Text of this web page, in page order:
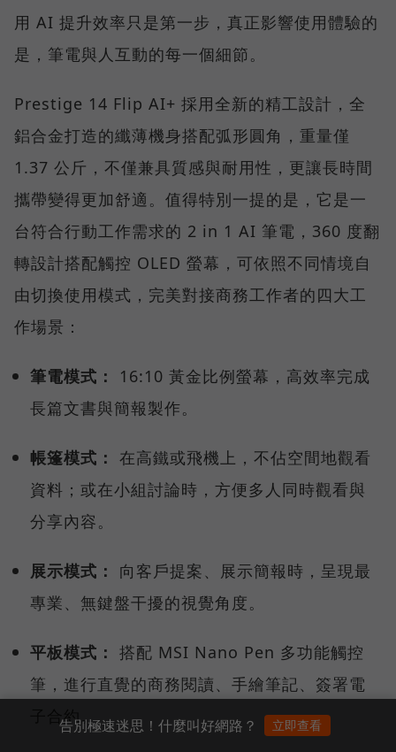
用 AI 提升效率只是第一步，真正影響使用體驗的
是，筆電與人互動的每一個細節。
Prestige 14 Flip AI+ 採用全新的精工設計，全
鋁合金打造的纖薄機身搭配弧形圓角，重量僅
1.37 公斤，不僅兼具質感與耐用性，更讓長時間
攜帶變得更加舒適。值得特別一提的是，它是一
台符合行動工作需求的 2 in 1 AI 筆電，360 度翻
轉設計搭配觸控 OLED 螢幕，可依照不同情境自
由切換使用模式，完美對接商務工作者的四大工
作場景：
筆電模式：
16:10 黃金比例螢幕，高效率完成
長篇文書與簡報製作。
帳篷模式： 在高鐵或飛機上，不佔空間地觀看
資料；或在小組討論時，方便多人同時觀看與
分享內容。
展示模式：
向客戶提案、展示簡報時，呈現最
專業、無鍵盤干擾的視覺角度。
平板模式： 搭配 MSI Nano Pen 多功能觸控
筆，進行直覺的商務閱讀、手繪筆記、簽署電
子合約。
告別極速迷思！什麼叫好網路？ 立即查看